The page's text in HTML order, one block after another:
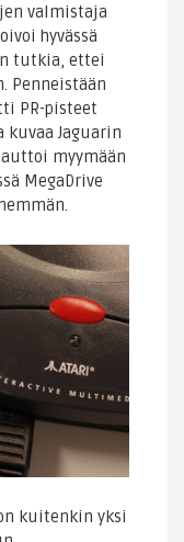
valmistaja
hyvässä
tutkia, ettei
Penneistään
PR-pisteet
Jaguarin
myymään
MegaDrive
kuitenkin yksi